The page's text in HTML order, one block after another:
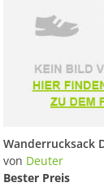
von Deuter
Bester Preis